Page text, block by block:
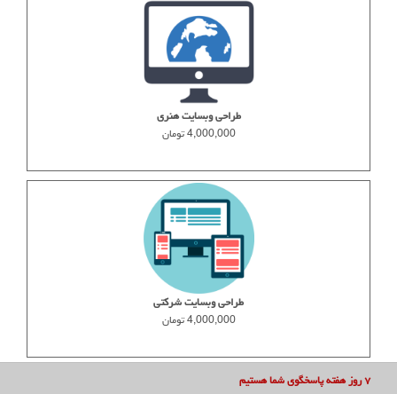
طراحی وبسایت هنری
4,000,000 تومان
طراحی وبسایت شرکتی
4,000,000 تومان
۷ روز هفته پاسخگوی شما هستیم